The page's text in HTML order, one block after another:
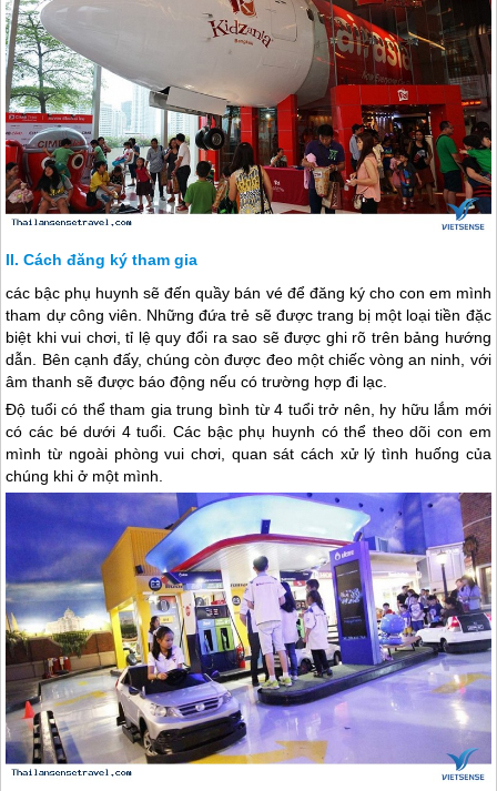
Cách đăng ký tham gia
các bậc phụ huynh sẽ đến quầy bán vé để đăng ký cho con em mình
tham dự công viên. Những đứa trẻ sẽ được trang bị một loại tiền đặc
biệt khi vui chơi, tỉ lệ quy đổi ra sao sẽ được ghi rõ trên bảng hướng
dẫn. Bên cạnh đấy, chúng còn được đeo một chiếc vòng an ninh, với
âm thanh sẽ được báo động nếu có trường hợp đi lạc.
Độ tuổi có thể tham gia trung bình từ 4 tuổi trở nên, hy hữu lắm mới
có các bé dưới 4 tuổi. Các bậc phụ huynh có thể theo dõi con em
mình từ ngoài phòng vui chơi, quan sát cách xử lý tình huống của
chúng khi ở một mình.